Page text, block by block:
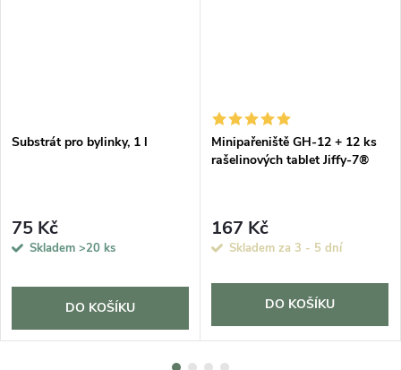
Substrát pro bylinky, 1 l
75 Kč
Skladem >20 ks
DO KOŠÍKU
Minipařeniště GH-12 + 12 ks
rašelinových tablet Jiffy-7®
167 Kč
Skladem za 3 - 5 dní
DO KOŠÍKU